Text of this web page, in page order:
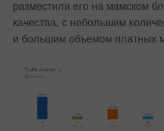
разместили его на мамском
качества, с небольшим
и большим объемом платных